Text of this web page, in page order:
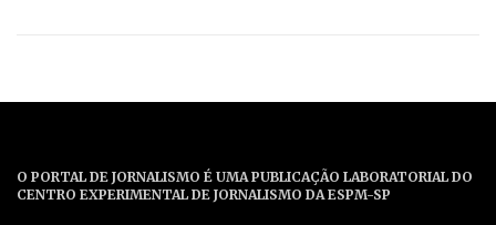
O PORTAL DE JORNALISMO É UMA PUBLICAÇÃO LABORATORIAL DO
CENTRO EXPERIMENTAL DE JORNALISMO DA ESPM-SP